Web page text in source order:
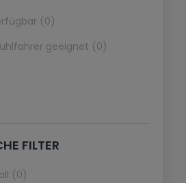
(0)
(0)
(0)
geeignet (0)
(0)
(0)
(0)
(0)
FILTER
(0)